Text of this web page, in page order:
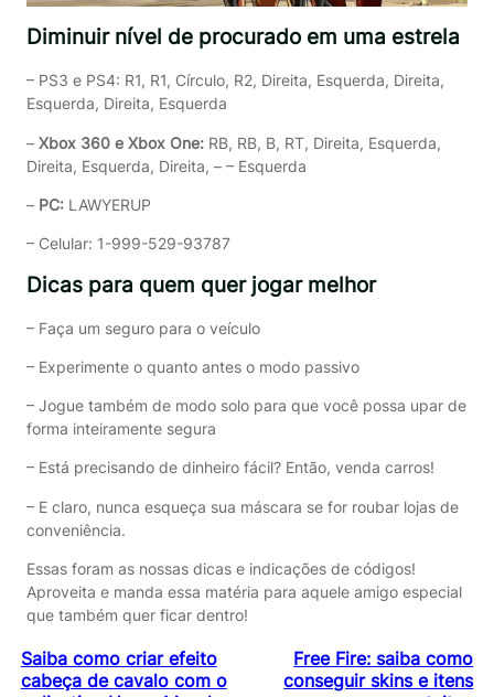
Diminuir nível de procurado em uma estrela
– PS3 e PS4: R1, R1, Círculo, R2, Direita, Esquerda, Direita,
Esquerda, Direita, Esquerda
– Xbox 360 e Xbox One:RB, RB, B, RT, Direita, Esquerda,
Direita, Esquerda, Direita, – – Esquerda
– PC:LAWYERUP
– Celular: 1-999-529-93787
Dicas para quem quer jogar melhor
– Faça um seguro para o veículo
– Experimente o quanto antes o modo passivo
– Jogue também de modo solo para que você possa upar de
forma inteiramente segura
– Está precisando de dinheiro fácil? Então, venda carros!
– E claro, nunca esqueça sua máscara se for roubar lojas de
conveniência.
Essas foram as nossas dicas e indicações de códigos!
Aproveita e manda essa matéria para aquele amigo especial
que também quer ficar dentro!
Saiba como criar efeito
cabeça de cavalo com o
Free Fire: saiba como
conseguir skins e itens